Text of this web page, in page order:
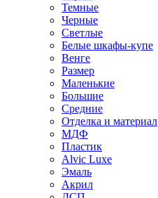
Темные
Черные
Светлые
Белые шкафы-купе
Венге
Размер
Маленькие
Большие
Средние
Отделка и материал
МДФ
Пластик
Alvic Luxe
Эмаль
Акрил